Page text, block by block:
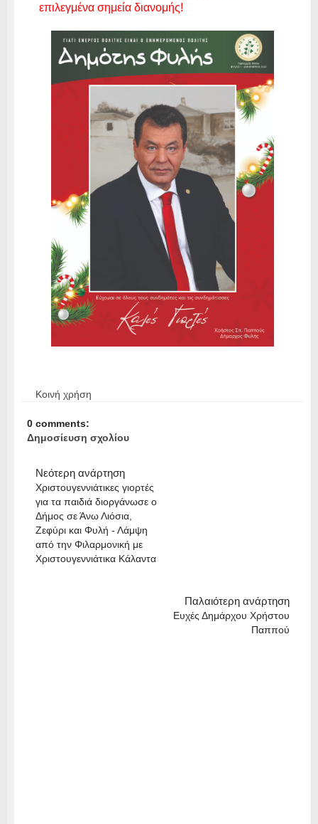
επιλεγμένα σημεία διανομής!
Κοινή χρήση
0 comments:
Δημοσίευση σχολίου
Νεότερη ανάρτηση
Χριστουγεννιάτικες γιορτές
για τα παιδιά διοργάνωσε ο
Δήμος σε Άνω Λιόσια,
Ζεφύρι και Φυλή - Λάμψη
από την Φιλαρμονική με
Χριστουγεννιάτικα Κάλαντα
Παλαιότερη ανάρτηση
Ευχές Δημάρχου Χρήστου
Παππού